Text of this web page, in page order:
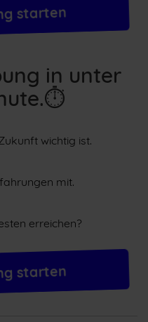
starten
in unter
wichtig ist.
mit.
erreichen?
starten